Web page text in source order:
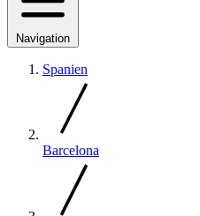
Navigation
Spanien
Barcelona